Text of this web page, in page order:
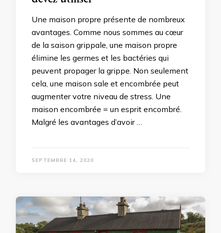
Une maison propre présente de nombreux
avantages. Comme nous sommes au cœur
de la saison grippale, une maison propre
élimine les germes et les bactéries qui
peuvent propager la grippe. Non seulement
cela, une maison sale et encombrée peut
augmenter votre niveau de stress. Une
maison encombrée = un esprit encombré.
Malgré les avantages d’avoir …
SEPTEMBRE 14, 2020